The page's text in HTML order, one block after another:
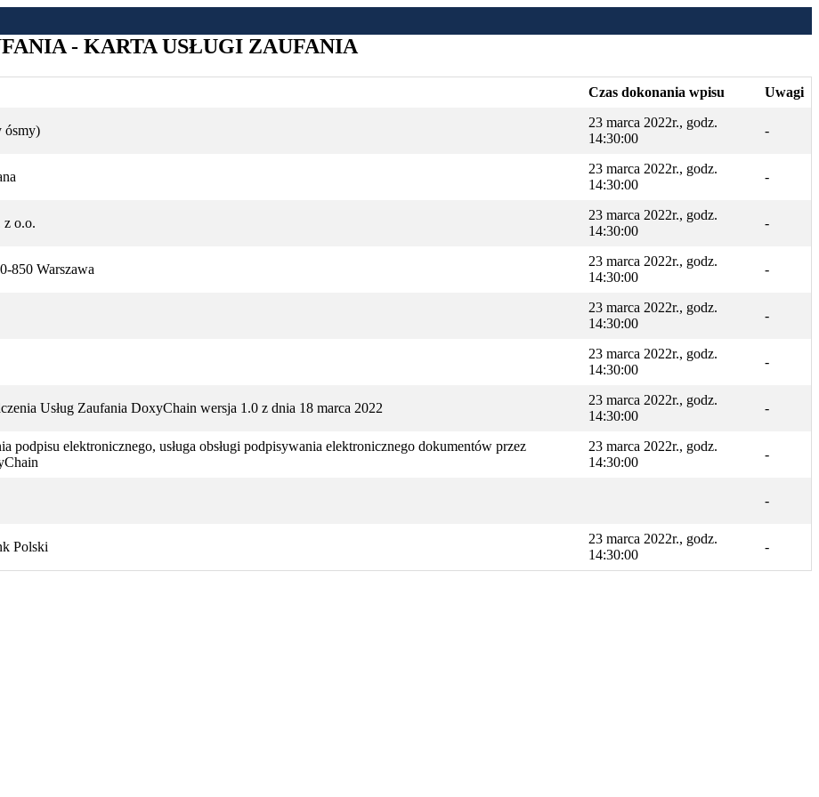
- KARTA USŁUGI ZAUFANIA
Czas dokonania wpisu Uwagi
ósmy)
23 marca 2022r., godz.
14:30:00
-
23 marca 2022r., godz.
14:30:00
-
z o.o.
23 marca 2022r., godz.
14:30:00
-
850 Warszawa
23 marca 2022r., godz.
14:30:00
-
23 marca 2022r., godz.
14:30:00
-
23 marca 2022r., godz.
14:30:00
-
Usług Zaufania DoxyChain wersja 1.0 z dnia 18 marca 2022
23 marca 2022r., godz.
14:30:00
-
podpisu elektronicznego, usługa obsługi podpisywania elektronicznego dokumentów przez
23 marca 2022r., godz.
14:30:00
-
-
Polski
23 marca 2022r., godz.
14:30:00
-